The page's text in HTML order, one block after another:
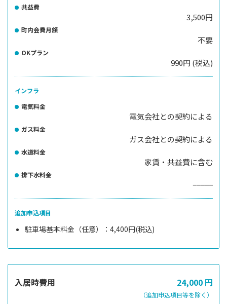
共益費
3,500円
町内会費月額
不要
OKプラン
990円 (税込)
インフラ
電気料金
電気会社との契約による
ガス料金
ガス会社との契約による
水道料金
家賃・共益費に含む
排下水料金
−−−−−
追加申込項目
駐車場基本料金（任意）：4,400円(税込)
入居時費用 24,000 円
（追加申込項目等を除く）